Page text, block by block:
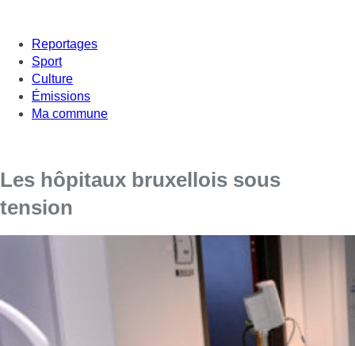
Reportages
Sport
Culture
Émissions
Ma commune
Les hôpitaux bruxellois sous
tension